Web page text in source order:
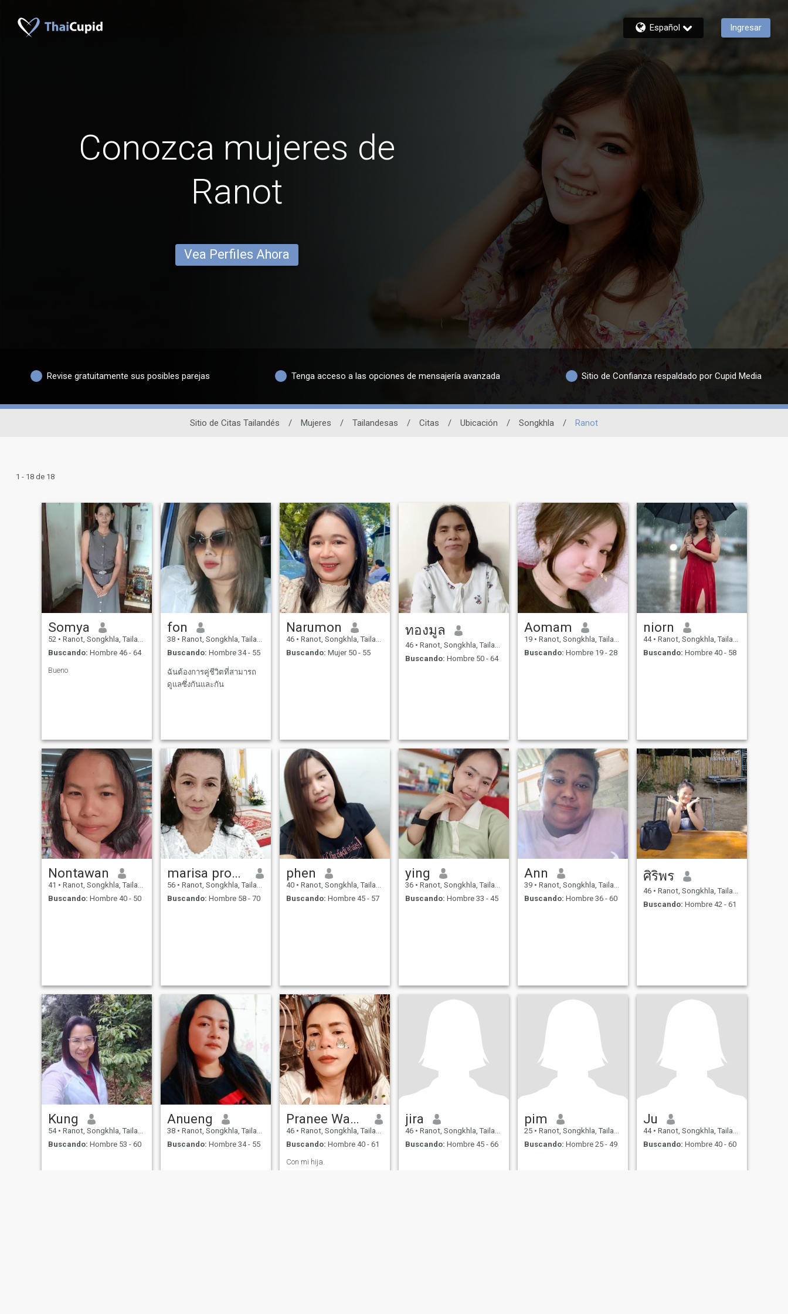
Español Ingresar
Conozca mujeres de
Ranot
Vea Perfiles Ahora
Revise gratuitamente sus posibles parejas Tenga acceso a las opciones de mensajería avanzada Sitio de Confianza respaldado por Cupid Media
Sitio de Citas Tailandés / Mujeres / Tailandesas / Citas / Ubicación / Songkhla / Ranot
1 - 18 de 18
Somya
52 • Ranot, Songkhla, Tailandia
Buscando: Hombre 46 - 64
Bueno
fon
38 • Ranot, Songkhla, Tailandia
Buscando: Hombre 34 - 55
ฉันต้องการคู่ชีวิตที่สามารถ
ดูแลซึ่งกันและกัน
Narumon
46 • Ranot, Songkhla, Tailandia
Buscando: Mujer 50 - 55
ทองมูล
46 • Ranot, Songkhla, Tailandia
Buscando: Hombre 50 - 64
Aomam
19 • Ranot, Songkhla, Tailandia
Buscando: Hombre 19 - 28
niorn
44 • Ranot, Songkhla, Tailandia
Buscando: Hombre 40 - 58
Nontawan
41 • Ranot, Songkhla, Tailandia
Buscando: Hombre 40 - 50
marisa promwong
56 • Ranot, Songkhla, Tailandia
Buscando: Hombre 58 - 70
phen
40 • Ranot, Songkhla, Tailandia
Buscando: Hombre 45 - 57
ying
36 • Ranot, Songkhla, Tailandia
Buscando: Hombre 33 - 45
Ann
39 • Ranot, Songkhla, Tailandia
Buscando: Hombre 36 - 60
ศิริพร
46 • Ranot, Songkhla, Tailandia
Buscando: Hombre 42 - 61
Kung
54 • Ranot, Songkhla, Tailandia
Buscando: Hombre 53 - 60
Anueng
38 • Ranot, Songkhla, Tailandia
Buscando: Hombre 34 - 55
Pranee Wankaew
46 • Ranot, Songkhla, Tailandia
Buscando: Hombre 40 - 61
Con mi hija.
jira
46 • Ranot, Songkhla, Tailandia
Buscando: Hombre 45 - 66
pim
25 • Ranot, Songkhla, Tailandia
Buscando: Hombre 25 - 49
Ju
44 • Ranot, Songkhla, Tailandia
Buscando: Hombre 40 - 60